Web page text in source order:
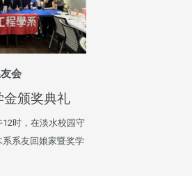
会
金颁奖典礼
时，在淡水校园守
系系友回娘家暨奖学